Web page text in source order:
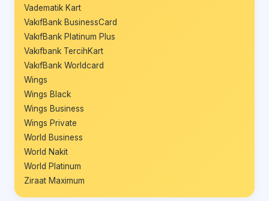
Vadematik Kart
VakıfBank BusinessCard
VakıfBank Platinum Plus
Vakıfbank TercihKart
VakıfBank Worldcard
Wings
Wings Black
Wings Business
Wings Private
World Business
World Nakit
World Platinum
Ziraat Maximum